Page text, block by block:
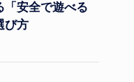
「安全で遊べる
び方